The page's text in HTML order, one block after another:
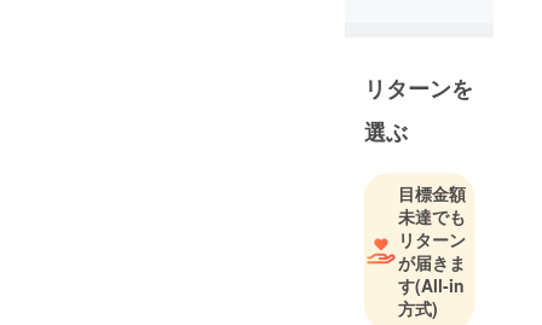
リターンを
選ぶ
目標金額
未達でも
リターン
が届きま
す(All-in
方式)